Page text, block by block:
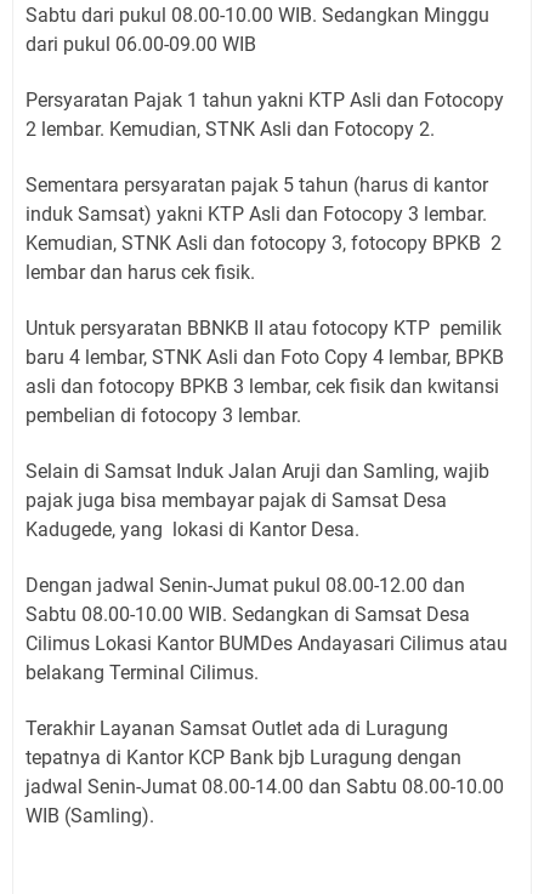
Sabtu dari pukul 08.00-10.00 WIB. Sedangkan Minggu
dari pukul 06.00-09.00 WIB
Persyaratan Pajak 1 tahun yakni KTP Asli dan Fotocopy
2 lembar. Kemudian, STNK Asli dan Fotocopy 2.
Sementara persyaratan pajak 5 tahun (harus di kantor
induk Samsat) yakni KTP Asli dan Fotocopy 3 lembar.
Kemudian, STNK Asli dan fotocopy 3, fotocopy BPKB 2
lembar dan harus cek fisik.
Untuk persyaratan BBNKB II atau fotocopy KTP pemilik
baru 4 lembar, STNK Asli dan Foto Copy 4 lembar, BPKB
asli dan fotocopy BPKB 3 lembar, cek fisik dan kwitansi
pembelian di fotocopy 3 lembar.
Selain di Samsat Induk Jalan Aruji dan Samling, wajib
pajak juga bisa membayar pajak di Samsat Desa
Kadugede, yang lokasi di Kantor Desa.
Dengan jadwal Senin-Jumat pukul 08.00-12.00 dan
Sabtu 08.00-10.00 WIB. Sedangkan di Samsat Desa
Cilimus Lokasi Kantor BUMDes Andayasari Cilimus atau
belakang Terminal Cilimus.
Terakhir Layanan Samsat Outlet ada di Luragung
tepatnya di Kantor KCP Bank bjb Luragung dengan
jadwal Senin-Jumat 08.00-14.00 dan Sabtu 08.00-10.00
WIB (Samling).